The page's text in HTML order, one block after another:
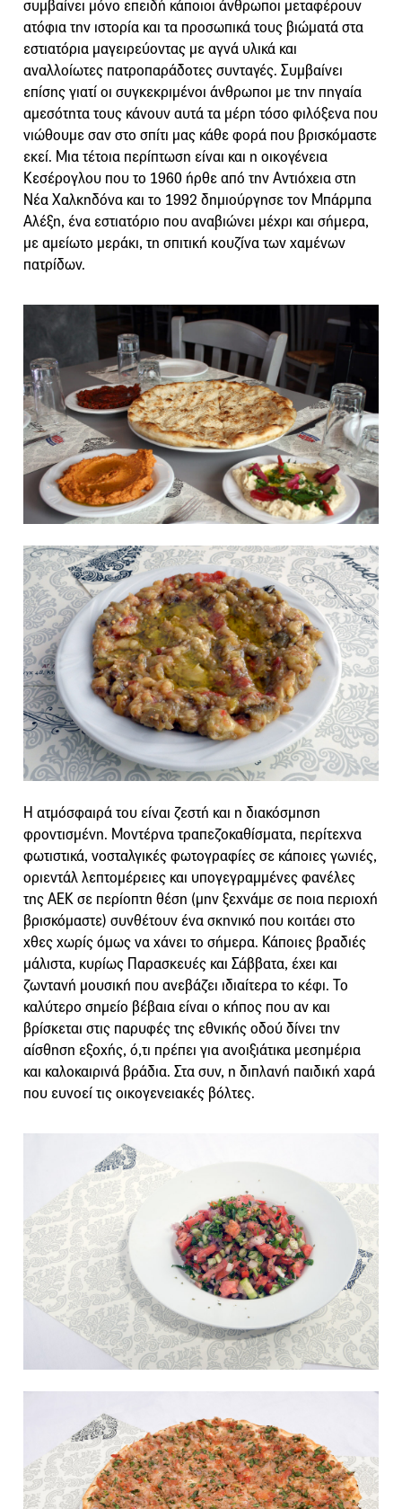
συμβαίνει μόνο επειδή κάποιοι άνθρωποι μεταφέρουν
ατόφια την ιστορία και τα προσωπικά τους βιώματά στα
εστιατόρια μαγειρεύοντας με αγνά υλικά και
αναλλοίωτες πατροπαράδοτες συνταγές. Συμβαίνει
επίσης γιατί οι συγκεκριμένοι άνθρωποι με την πηγαία
αμεσότητα τους κάνουν αυτά τα μέρη τόσο φιλόξενα που
νιώθουμε σαν στο σπίτι μας κάθε φορά που βρισκόμαστε
εκεί. Μια τέτοια περίπτωση είναι και η οικογένεια
Κεσέρογλου που το 1960 ήρθε από την Αντιόχεια στη
Νέα Χαλκηδόνα και το 1992 δημιούργησε τον Μπάρμπα
Αλέξη, ένα εστιατόριο που αναβιώνει μέχρι και σήμερα,
με αμείωτο μεράκι, τη σπιτική κουζίνα των χαμένων
πατρίδων.
Η ατμόσφαιρά του είναι ζεστή και η διακόσμηση
φροντισμένη. Μοντέρνα τραπεζοκαθίσματα, περίτεχνα
φωτιστικά, νοσταλγικές φωτογραφίες σε κάποιες γωνιές,
οριεντάλ λεπτομέρειες και υπογεγραμμένες φανέλες
της ΑΕΚ σε περίοπτη θέση (μην ξεχνάμε σε ποια περιοχή
βρισκόμαστε) συνθέτουν ένα σκηνικό που κοιτάει στο
χθες χωρίς όμως να χάνει το σήμερα. Κάποιες βραδιές
μάλιστα, κυρίως Παρασκευές και Σάββατα, έχει και
ζωντανή μουσική που ανεβάζει ιδιαίτερα το κέφι. Το
καλύτερο σημείο βέβαια είναι ο κήπος που αν και
βρίσκεται στις παρυφές της εθνικής οδού δίνει την
αίσθηση εξοχής, ό,τι πρέπει για ανοιξιάτικα μεσημέρια
και καλοκαιρινά βράδια. Στα συν, η διπλανή παιδική χαρά
που ευνοεί τις οικογενειακές βόλτες.